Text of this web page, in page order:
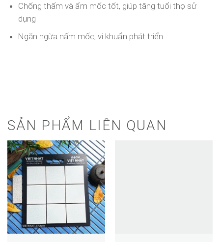
Chống thấm và ẩm mốc tốt, giúp tăng tuổi thọ sử
dụng
Ngăn ngừa nấm mốc, vi khuẩn phát triển
SẢN PHẨM LIÊN QUAN